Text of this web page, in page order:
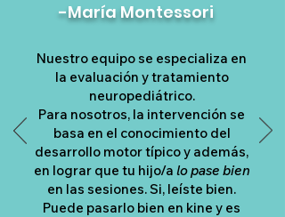
-María Montessori
Nuestro equipo se especializa en
la evaluación y tratamiento
neuropediátrico.
Para nosotros, la intervención se
basa en el conocimiento del
desarrollo motor típico y además,
en lograr que tu hijo/a lo pase bien
en las sesiones. Si, leíste bien.
Puede pasarlo bien en kine y es